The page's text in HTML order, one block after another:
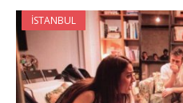
İSTANBUL